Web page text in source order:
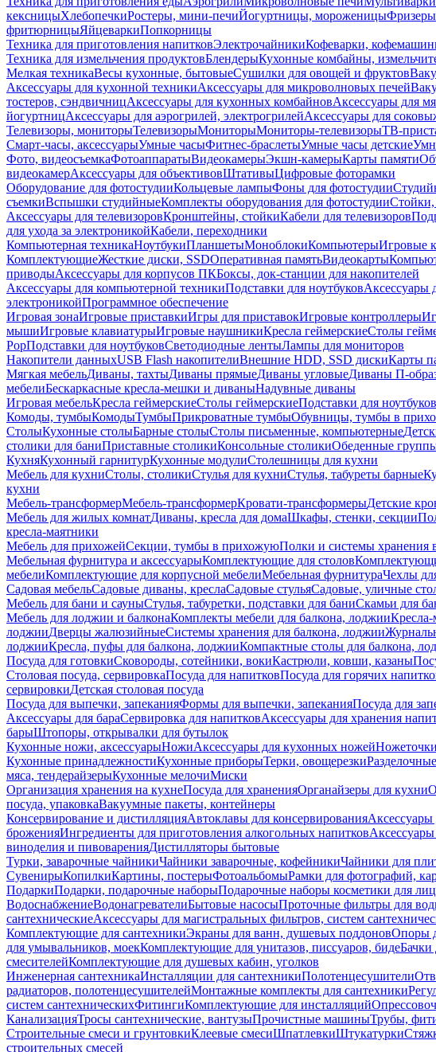
кексницыХлебопечкиРостеры, мини-печиЙогуртницы, мороженицыФризеры
фритюрницыЯйцеваркиПопкорницы
Техника для приготовления напитковЭлектрочайникиКофеварки,
Техника для измельчения продуктовБлендерыКухонные комбайны,
Мелкая техникаВесы кухонные, бытовыеСушилки для овощей и фруктов
Аксессуары для кухонной техникиАксессуары для микроволновых печей
тостеров, сэндвичницАксессуары для кухонных комбайновАксессуары для
йогуртницАксессуары для аэрогрилей, электрогрилейАксессуары для
Телевизоры, мониторыТелевизорыМониторыМониторы-телевизорыТВ-
Смарт-часы, аксессуарыУмные часыФитнес-браслетыУмные часы детские
Фото, видеосъемкаФотоаппаратыВидеокамерыЭкшн-камерыКарты памяти
видеокамерАксессуары для объективовШтативыЦифровые фоторамки
Оборудование для фотостудииКольцевые лампыФоны для фотостудии
съемкиВспышки студийныеКомплекты оборудования для фотостудииСтойки,
Аксессуары для телевизоровКронштейны, стойкиКабели для телевизоров
для ухода за электроникойКабели, переходники
Компьютерная техникаНоутбукиПланшетыМоноблокиКомпьютерыИгровые
КомплектующиеЖесткие диски, SSDОперативная памятьВидеокарты
приводыАксессуары для корпусов ПКБоксы, док-станции для накопителей
Аксессуары для компьютерной техникиПодставки для ноутбуковАксессуары
электроникойПрограммное обеспечение
Игровая зонаИгровые приставкиИгры для приставокИгровые контроллеры
мышиИгровые клавиатурыИгровые наушникиКресла геймерскиеСтолы
PopПодставки для ноутбуковСветодиодные лентыЛампы для мониторов
Накопители данныхUSB Flash накопителиВнешние HDD, SSD дискиКарты
Мягкая мебельДиваны, тахтыДиваны прямыеДиваны угловыеДиваны П-
мебелиБескаркасные кресла-мешки и диваныНадувные диваны
Игровая мебельКресла геймерскиеСтолы геймерскиеПодставки для ноутбуков
Комоды, тумбыКомодыТумбыПрикроватные тумбыОбувницы, тумбы в
СтолыКухонные столыБарные столыСтолы письменные, компьютерные
столики для баниПриставные столикиКонсольные столикиОбеденные
КухняКухонный гарнитурКухонные модулиСтолешницы для кухни
Мебель для кухниСтолы, столикиСтулья для кухниСтулья, табуреты барные
кухни
Мебель-трансформерМебель-трансформерКровати-трансформерыДетские
Мебель для жилых комнатДиваны, кресла для домаШкафы, стенки, секции
кресла-маятники
Мебель для прихожейСекции, тумбы в прихожуюПолки и системы хранения
Мебельная фурнитура и аксессуарыКомплектующие для столов
мебелиКомплектующие для корпусной мебелиМебельная фурнитураЧехлы
Садовая мебельСадовые диваны, креслаСадовые стульяСадовые, уличные
Мебель для бани и сауныСтулья, табуретки, подставки для баниСкамьи для
Мебель для лоджии и балконаКомплекты мебели для балкона, лоджии
лоджииДверцы жалюзийныеСистемы хранения для балкона, лоджии
лоджииКресла, пуфы для балкона, лоджииКомпактные столы для балкона,
Посуда для готовкиСковороды, сотейники, вокиКастрюли, ковши, казаны
Столовая посуда, сервировкаПосуда для напитковПосуда для горячих
сервировкиДетская столовая посуда
Посуда для выпечки, запеканияФормы для выпечки, запеканияПосуда для
Аксессуары для бараСервировка для напитковАксессуары для хранения
барыШтопоры, открывалки для бутылок
Кухонные ножи, аксессуарыНожиАксессуары для кухонных ножей
Кухонные принадлежностиКухонные приборыТерки, овощерезки
мяса, тендерайзерыКухонные мелочиМиски
Организация хранения на кухнеПосуда для храненияОрганайзеры для кухни
посуда, упаковкаВакуумные пакеты, контейнеры
Консервирование и дистилляцияАвтоклавы для консервированияАксессуары
броженияИнгредиенты для приготовления алкогольных напитков
виноделия и пивоваренияДистилляторы бытовые
Турки, заварочные чайникиЧайники заварочные, кофейникиЧайники для
СувенирыКопилкиКартины, постерыФотоальбомыРамки для фотографий,
ПодаркиПодарки, подарочные наборыПодарочные наборы косметики для
ВодоснабжениеВодонагревателиБытовые насосыПроточные фильтры для
сантехническиеАксессуары для магистральных фильтров, систем
Комплектующие для сантехникиЭкраны для ванн, душевых поддоновОпоры
для умывальников, моекКомплектующие для унитазов, писсуаров, бидеБачки
смесителейКомплектующие для душевых кабин, уголков
Инженерная сантехникаИнсталляции для сантехникиПолотенцесушители
радиаторов, полотенцесушителейМонтажные комплекты для сантехники
систем сантехническихФитингиКомплектующие для инсталляций
КанализацияТросы сантехнические, вантузыПрочистные машиныТрубы,
Строительные смеси и грунтовкиКлеевые смесиШпатлевкиШтукатурки
строительных смесей